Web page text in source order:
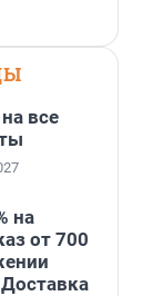
все
на
от 700